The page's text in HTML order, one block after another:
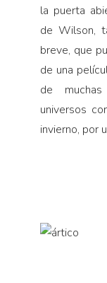
la puerta
de Wilson,
breve, que
de una
de
universos
invierno, por